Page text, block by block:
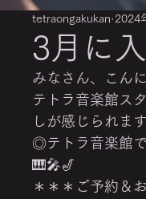
3月に
tetraongakukan 2024
みなさん、こん
テトラ音楽館ス
しが感じられま
◎テトラ音楽館
🎹🎤🎷
＊＊＊ご予約＆